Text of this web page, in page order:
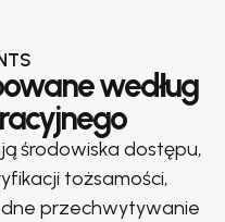
według
środowiska dostępu,
tożsamości,
przechwytywanie